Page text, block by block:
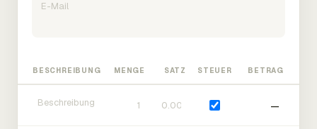
BESCHREIBUNG MENGE SATZ STEUER BETRAG
—